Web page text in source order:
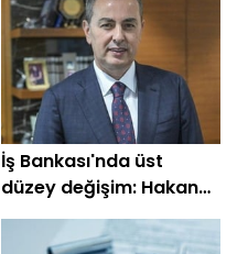
İş Bankası'nda üst
düzey değişim: Hakan
Aran görevini
devrediyor